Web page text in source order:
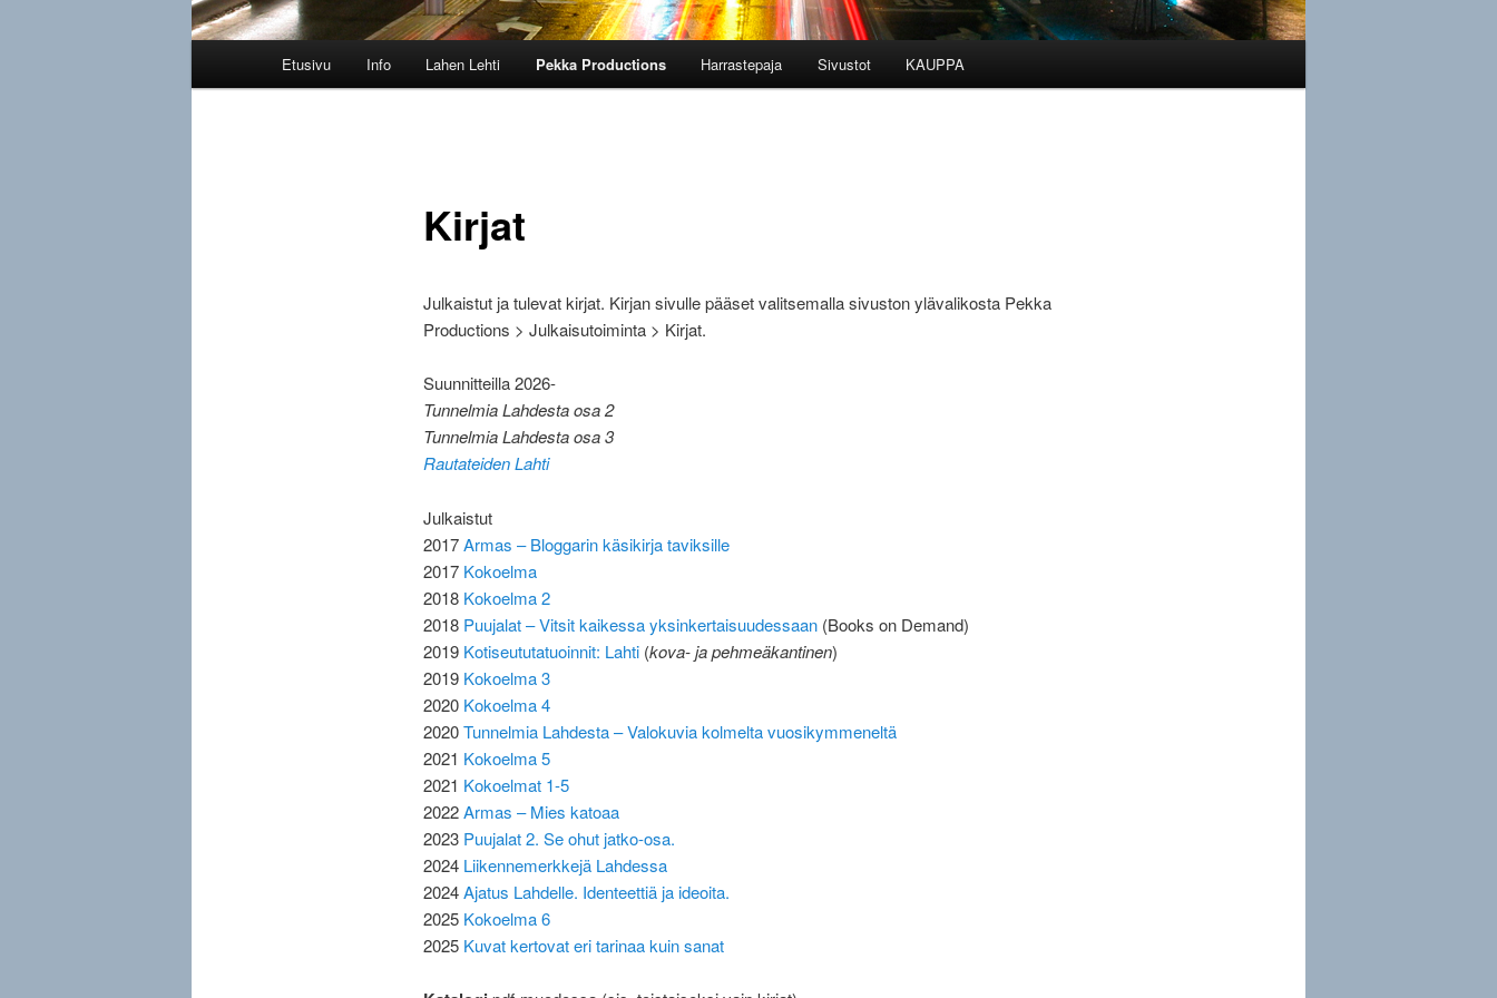
Etusivu Info Lahen Lehti Pekka Productions Harrastepaja Sivustot KAUPPA
Kirjat
Julkaistut ja tulevat kirjat. Kirjan sivulle pääset valitsemalla sivuston ylävalikosta Pekka
Productions > Julkaisutoiminta > Kirjat.
Suunnitteilla 2026-
Tunnelmia Lahdesta osa 2
Tunnelmia Lahdesta osa 3
Rautateiden Lahti
Julkaistut
2017Armas – Bloggarin käsikirja taviksille
2017 Kokoelma
2018 Kokoelma 2
2018 Puujalat – Vitsit kaikessa yksinkertaisuudessaan(Books on Demand)
2019 Kotiseututatuoinnit: Lahti(kova- ja pehmeäkantinen)
2019 Kokoelma 3
2020 Kokoelma 4
2020Tunnelmia Lahdesta – Valokuvia kolmelta vuosikymmeneltä
2021 Kokoelma 5
2021 Kokoelmat 1-5
2022Armas – Mies katoaa
2023 Puujalat 2. Se ohut jatko-osa.
2024 Liikennemerkkejä Lahdessa
2024Ajatus Lahdelle. Identeettiä ja ideoita.
2025 Kokoelma 6
2025 Kuvat kertovat eri tarinaa kuin sanat